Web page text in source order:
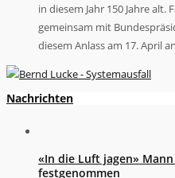
in diesem Jahr 150 Jahre
gemeinsam mit
diesem Anlass am 17. April
Nachrichten
«In die Luft jagen»
festgenommen